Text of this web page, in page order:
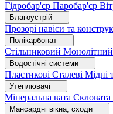
Гідробар'єр Паробар'єр
Благоустрій
Прозорі навіси та
Полікарбонат
Стільниковий Монолітний
Водостічні системи
Пластикові Сталеві Мідні
Утеплювачі
Мінеральна вата Скловата
Мансардні вікна, сходи